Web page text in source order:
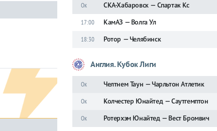
Ок СКА-Хабаровск — Спартак Кс
17:00 КамАЗ — Волга Ул
18:30 Ротор — Челябинск
Англия. Кубок Лиги
Ок Челтнем Таун — Чарльтон Атлетик
Ок Колчестер Юнайтед — Саутгемптон
Ок Ротерхэм Юнайтед — Вест Бромвич